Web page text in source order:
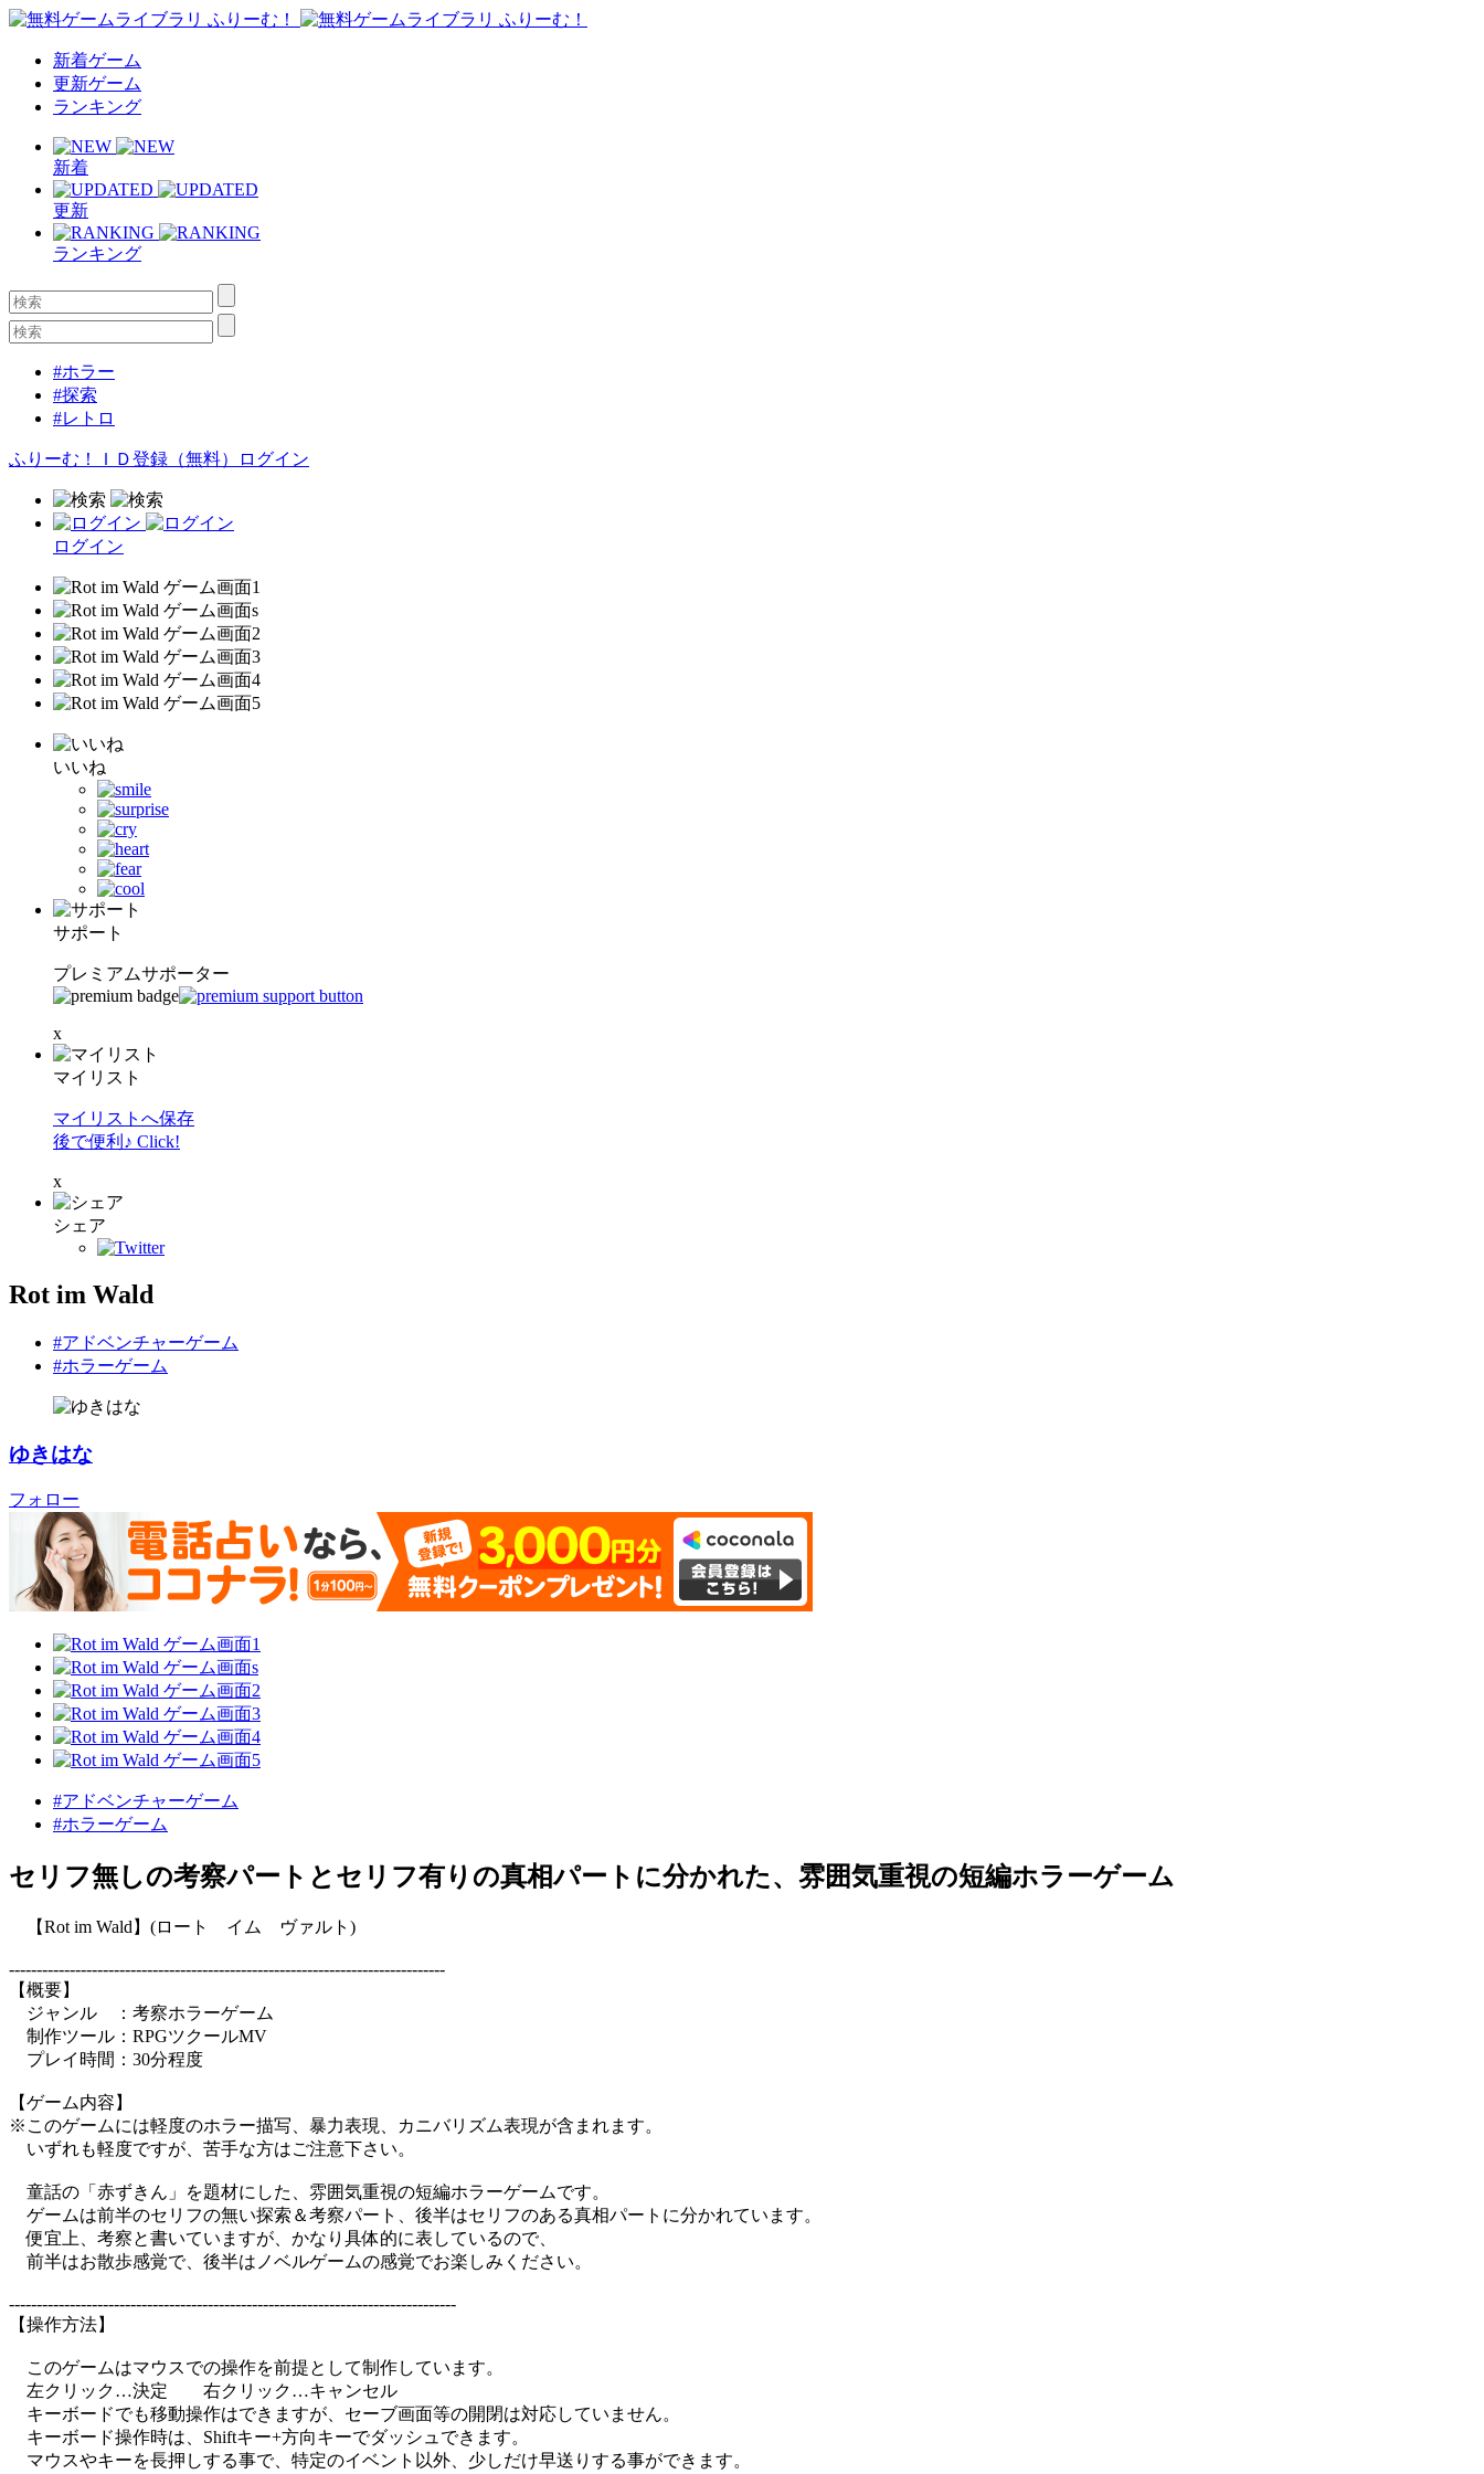
新着ゲーム
更新ゲーム
ランキング
新着
更新
ランキング
#ホラー
#探索
#レトロ
ふりーむ！ＩＤ登録（無料） ログイン
ログイン
いいね
サポート
プレミアムサポーター
x
マイリスト
マイリストへ保存
後で便利♪ Click!
x
シェア
Rot im Wald
#アドベンチャーゲーム
#ホラーゲーム
ゆきはな
フォロー
#アドベンチャーゲーム
#ホラーゲーム
セリフ無しの考察パートとセリフ有りの真相パートに分かれた、雰囲気重視の短編ホラーゲーム
【Rot im Wald】(ロート イム ヴァルト)
-------------------------------------------------------------------------------
【概要】
ジャンル ：考察ホラーゲーム
制作ツール：RPGツクールMV
プレイ時間：30分程度
【ゲーム内容】
※このゲームには軽度のホラー描写、暴力表現、カニバリズム表現が含まれます。
いずれも軽度ですが、苦手な方はご注意下さい。
童話の「赤ずきん」を題材にした、雰囲気重視の短編ホラーゲームです。
ゲームは前半のセリフの無い探索＆考察パート、後半はセリフのある真相パートに分かれています。
便宜上、考察と書いていますが、かなり具体的に表しているので、
前半はお散歩感覚で、後半はノベルゲームの感覚でお楽しみください。
---------------------------------------------------------------------------------
【操作方法】
このゲームはマウスでの操作を前提として制作しています。
左クリック…決定 右クリック…キャンセル
キーボードでも移動操作はできますが、セーブ画面等の開閉は対応していません。
キーボード操作時は、Shiftキー+方向キーでダッシュできます。
マウスやキーを長押しする事で、特定のイベント以外、少しだけ早送りする事ができます。